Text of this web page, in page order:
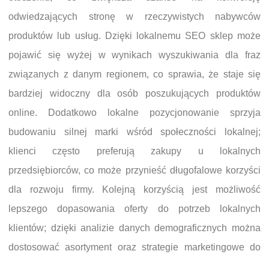
odwiedzających stronę w rzeczywistych nabywców
produktów lub usług. Dzięki lokalnemu SEO sklep może
pojawić się wyżej w wynikach wyszukiwania dla fraz
związanych z danym regionem, co sprawia, że staje się
bardziej widoczny dla osób poszukujących produktów
online. Dodatkowo lokalne pozycjonowanie sprzyja
budowaniu silnej marki wśród społeczności lokalnej;
klienci często preferują zakupy u lokalnych
przedsiębiorców, co może przynieść długofalowe korzyści
dla rozwoju firmy. Kolejną korzyścią jest możliwość
lepszego dopasowania oferty do potrzeb lokalnych
klientów; dzięki analizie danych demograficznych można
dostosować asortyment oraz strategie marketingowe do